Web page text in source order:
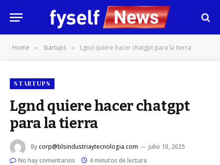
Home » Startups » Lgnd quiere hacer chatgpt para la tierra
STARTUPS
Lgnd quiere hacer chatgpt
para la tierra
Bycorp@blsindustriaytecnologia.com
julio 10, 2025
No hay comentarios
4 minutos de lectura